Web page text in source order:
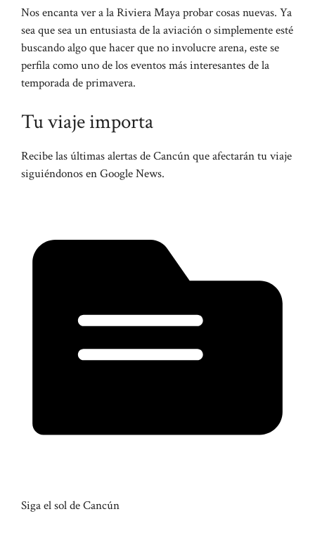
Nos encanta ver a la Riviera Maya probar cosas nuevas. Ya
sea que sea un entusiasta de la aviación o simplemente esté
buscando algo que hacer que no involucre arena, este se
perfila como uno de los eventos más interesantes de la
temporada de primavera.
Tu viaje importa
Recibe las últimas alertas de Cancún que afectarán tu viaje
siguiéndonos en Google News.
Siga el sol de Cancún